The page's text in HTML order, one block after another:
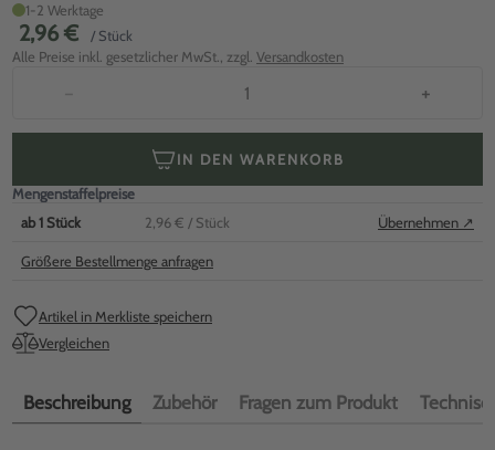
1-2 Werktage
2,96 €
/ Stück
Alle Preise inkl. gesetzlicher MwSt., zzgl. Versandkosten
− +
IN DEN WARENKORB
Mengenstaffelpreise
ab1 Stück 2,96 € / Stück Übernehmen ↗
Größere Bestellmenge anfragen
Artikel in Merkliste speichern
Vergleichen
Beschreibung Zubehör Fragen zum Produkt